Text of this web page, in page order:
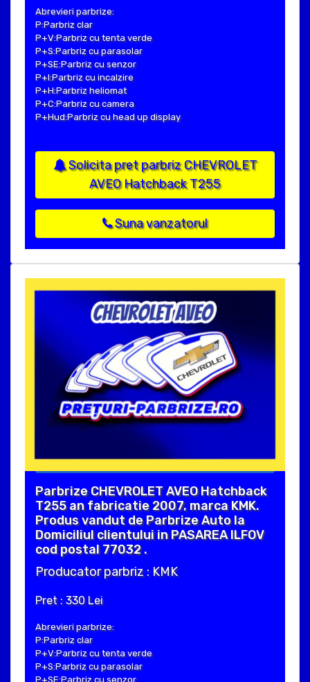
Abrevieri parbrize:
P:Parbriz clar
P+V:Parbriz cu tenta verde
P+S:Parbriz cu parasolar
P+SE:Parbriz cu senzor
P+I:Parbriz cu incalzire
P+H:Parbriz heliomat
P+C:Parbriz cu camera
P+Hud:Parbriz cu head up display
Solicita pret parbriz CHEVROLET
AVEO Hatchback T255
Suna vanzatorul
Parbrize CHEVROLET AVEO Hatchback
T255 an fabricatie 2007, marca KMK.
Produs vandut de Parbrize Auto la
Domiciliul clientului in PASAREA ILFOV
cod postal 77032 .
Producator parbriz : KMK
Pret : 330 Lei
Abrevieri parbrize:
P:Parbriz clar
P+V:Parbriz cu tenta verde
P+S:Parbriz cu parasolar
P+SE:Parbriz cu senzor